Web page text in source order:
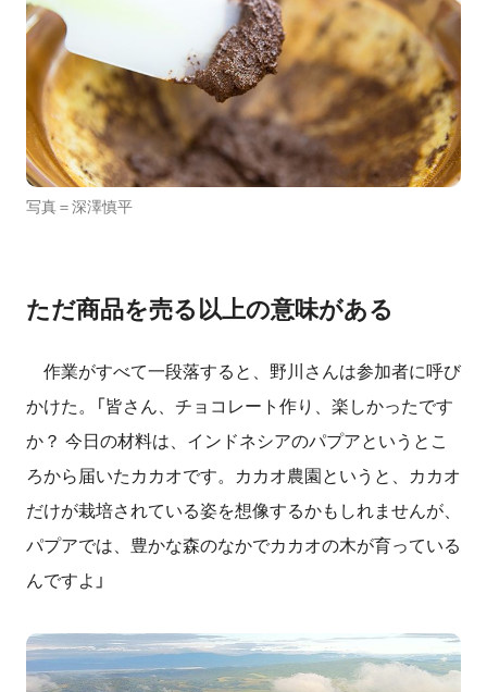
写真＝深澤慎平
ただ商品を売る以上の意味がある
作業がすべて一段落すると、野川さんは参加者に呼び
かけた。「皆さん、チョコレート作り、楽しかったです
か？ 今日の材料は、インドネシアのパプアというとこ
ろから届いたカカオです。カカオ農園というと、カカオ
だけが栽培されている姿を想像するかもしれませんが、
パプアでは、豊かな森のなかでカカオの木が育っている
んですよ」